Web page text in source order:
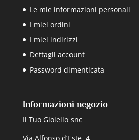
Le mie informazioni personali
I miei ordini
I miei indirizzi
Dettagli account
Password dimenticata
Informazioni negozio
Il Tuo Gioiello snc